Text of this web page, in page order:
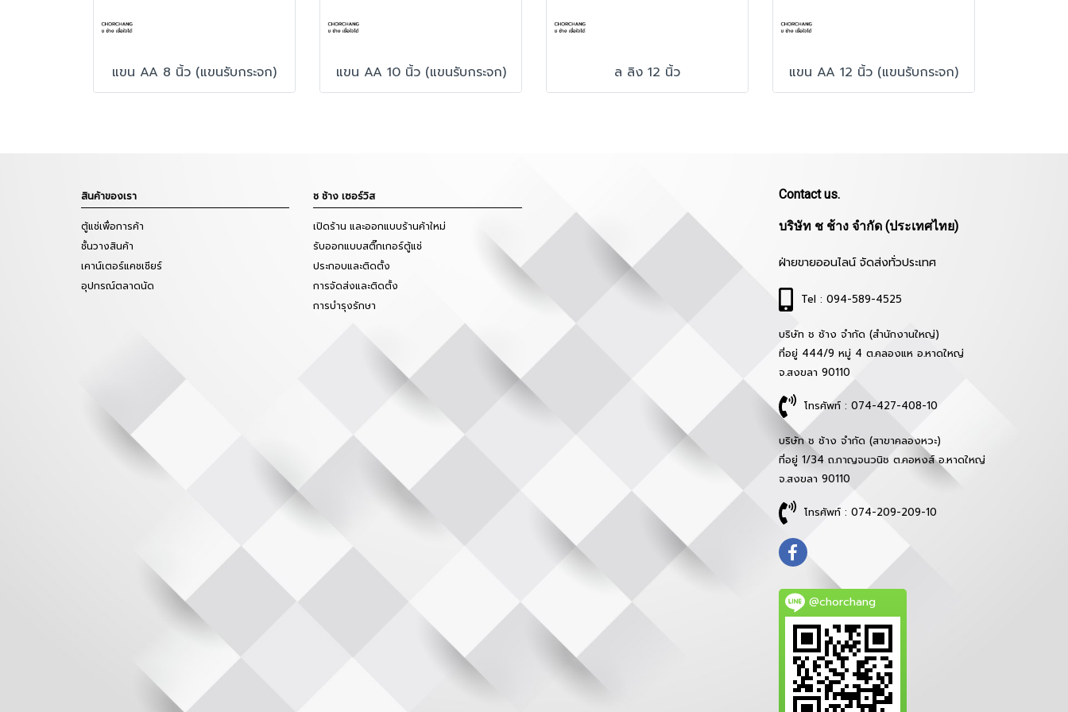
แขน AA 8 นิ้ว (แขนรับกระจก) แขน AA 10 นิ้ว (แขนรับกระจก) ล ลิง 12 นิ้ว แขน AA 12 นิ้ว (แขนรับกระจก)
สินค้าของเรา
ตู้แช่เพื่อการค้า
ชั้นวางสินค้า
เคาน์เตอร์แคชเชียร์
อุปกรณ์ตลาดนัด
ช ช้าง เซอร์วิส
เปิดร้าน และออกแบบร้านค้าใหม่
รับออกแบบสติ๊กเกอร์ตู้แช่
ประกอบและติดตั้ง
การจัดส่งและติดตั้ง
การบำรุงรักษา
Contact us.
บริษัท ช ช้าง จำกัด (ประเทศไทย)
ฝ่ายขายออนไลน์ จัดส่งทั่วประเทศ
Tel : 094-589-4525
บริษัท ช ช้าง จำกัด (สำนักงานใหญ่)
ที่อยู่ 444/9 หมู่ 4 ต.คลองแห อ.หาดใหญ่
จ.สงขลา 90110
โทรศัพท์ : 074-427-408-10
บริษัท ช ช้าง จำกัด (สาขาคลองหวะ)
ที่อยู่ 1/34 ถ.กาญจนวนิช ต.คอหงส์ อ.หาดใหญ่
จ.สงขลา 90110
โทรศัพท์ : 074-209-209-10
@chorchang